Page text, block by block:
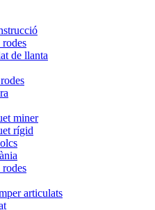
rodes
de llanta
miner
rígid
rodes
articulats